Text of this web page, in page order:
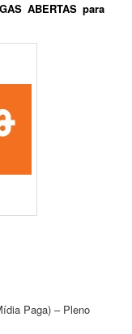
ABERTAS para
Paga) – Pleno